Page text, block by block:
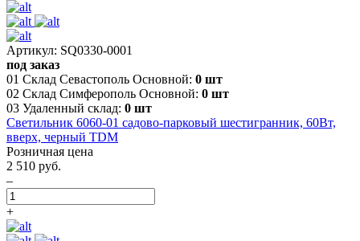
Артикул: SQ0330-0001
под заказ
01 Склад Севастополь Основной: 0 шт
02 Склад Симферополь Основной: 0 шт
03 Удаленный склад: 0 шт
Светильник 6060-01 садово-парковый шестигранник, 60Вт,
вверх, черный TDM
Розничная цена
2 510 руб.
–
+